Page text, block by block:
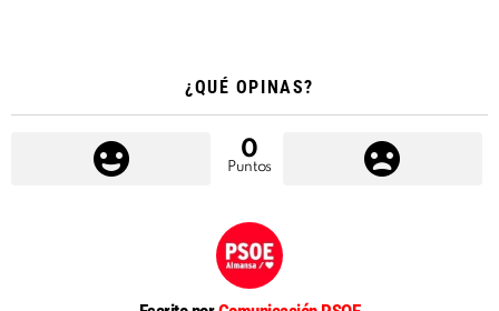
¿QUÉ OPINAS?
0
Puntos